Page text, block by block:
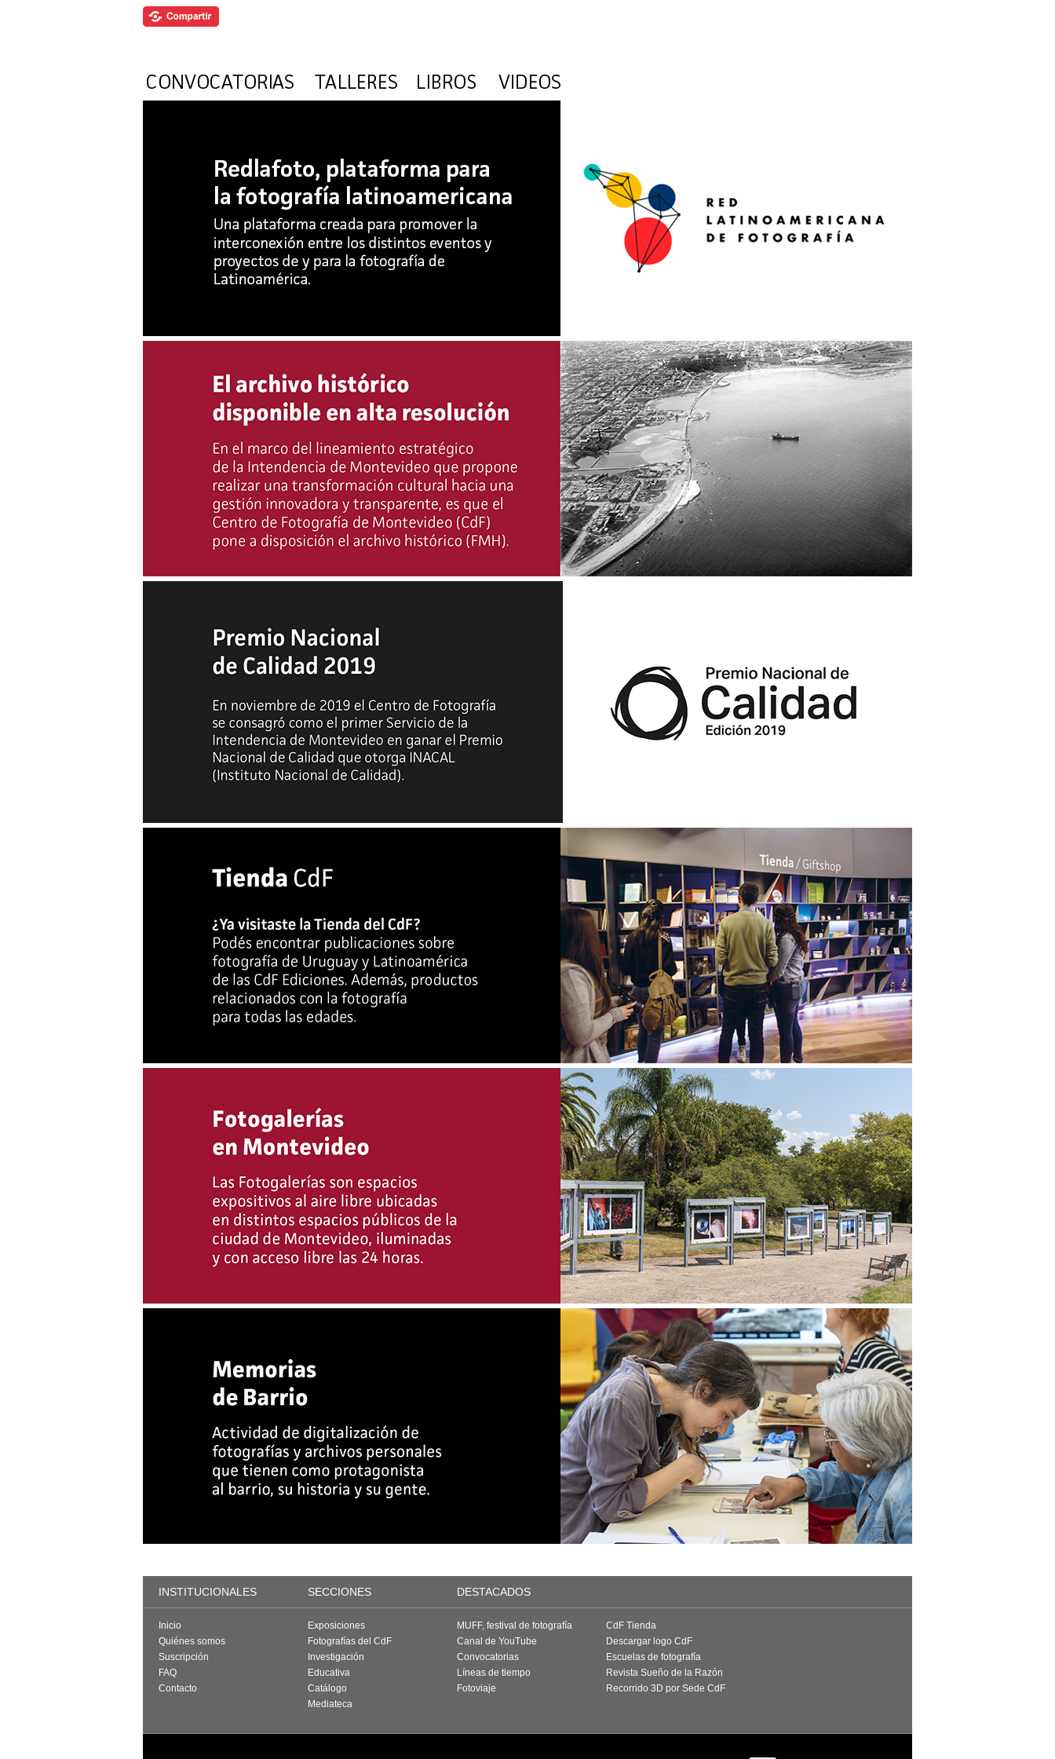
INSTITUCIONALES SECCIONES DESTACADOS
Inicio
Quiénes somos
Suscripción
FAQ
Contacto
Exposiciones
Fotografías del CdF
Investigación
Educativa
Catálogo
Mediateca
MUFF, festival de fotografía
Canal de YouTube
Convocatorias
Líneas de tiempo
Fotoviaje
CdF Tienda
Descargar logo CdF
Escuelas de fotografía
Revista Sueño de la Razón
Recorrido 3D por Sede CdF